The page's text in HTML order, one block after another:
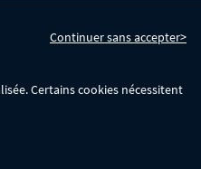
Continuer sans accepter>
Certains cookies nécessitent